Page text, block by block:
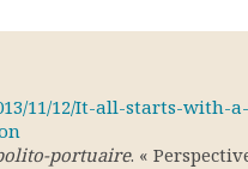
11/12/It-all-starts-with-
portuaire. «